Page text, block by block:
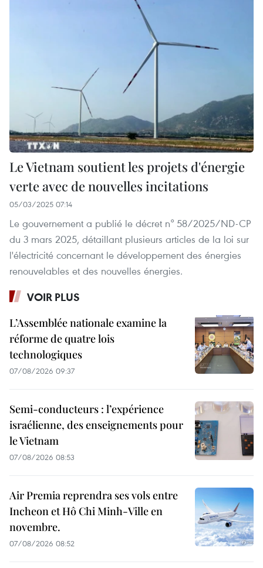
Le Vietnam soutient les projets d'énergie
verte avec de nouvelles incitations
05/03/2025 07:14
Le gouvernement a publié le décret n° 58/2025/ND-CP
du 3 mars 2025, détaillant plusieurs articles de la loi sur
l'électricité concernant le développement des énergies
renouvelables et des nouvelles énergies.
VOIR PLUS
L’Assemblée nationale examine la
réforme de quatre lois
technologiques
07/08/2026 09:37
Semi-conducteurs : l’expérience
israélienne, des enseignements pour
le Vietnam
07/08/2026 08:53
Air Premia reprendra ses vols entre
Incheon et Hô Chi Minh-Ville en
novembre.
07/08/2026 08:52